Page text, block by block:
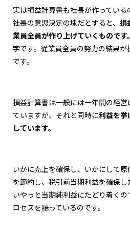
実は損益計算書も社長が作ってい
社長の意思決定の塊だとすると、 損
業員全員が作り上げていくものです。
字です。従業員全員の努力の結果
です。
損益計算書は一般には一年間の経
ていますが、それと同時に利益を挙
しています。
いかに売上を確保し、いかにして
を節約し、税引前当期利益を確保
いやっと当期純利益にたどり着く
ロセスを語っているのです。